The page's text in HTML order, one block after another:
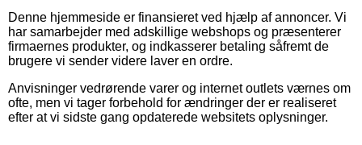
Denne hjemmeside er finansieret ved hjælp af annoncer. Vi
har samarbejder med adskillige webshops og præsenterer
firmaernes produkter, og indkasserer betaling såfremt de
brugere vi sender videre laver en ordre.
Anvisninger vedrørende varer og internet outlets værnes om
ofte, men vi tager forbehold for ændringer der er realiseret
efter at vi sidste gang opdaterede websitets oplysninger.